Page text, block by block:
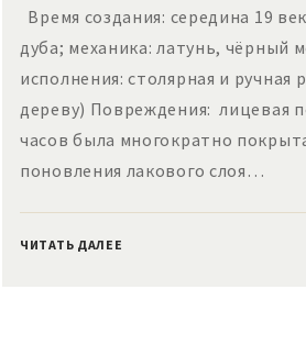
Время создания: середина 19
дуба; механика: латунь, чёрный
исполнения: столярная и ручная
дереву) Повреждения: лицевая
часов была многократно
поновления лакового слоя…
ЧИТАТЬ ДАЛЕЕ